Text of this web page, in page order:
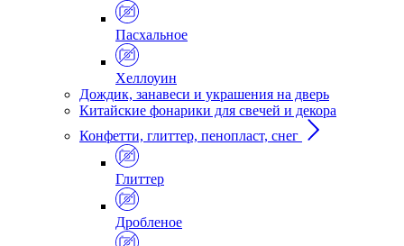
Пасхальное
Хеллоуин
Дождик, занавеси и украшения на дверь
Китайские фонарики для свечей и декора
Конфетти, глиттер, пенопласт, снег
Глиттер
Дробленое